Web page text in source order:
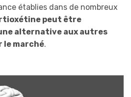
établies dans de nombreux
peut être
alternative aux autres
le marché.